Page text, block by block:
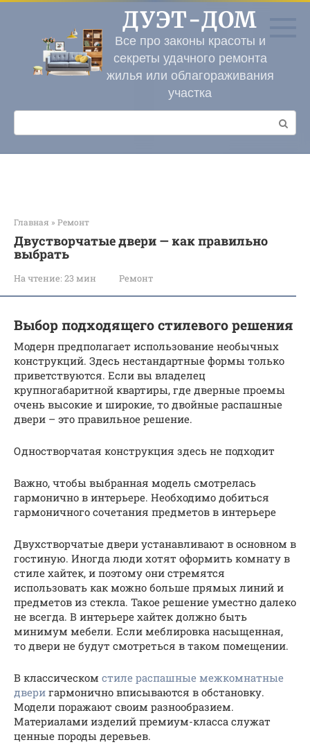
Перейти
контенту
ДУЭТ-ДОМ
Все про законы красоты и
секреты удачного ремонта
жилья или облагораживания
участка
Поиск:
Главная » Ремонт
Двустворчатые двери — как правильно
выбрать
На чтение: 23 мин Ремонт
Выбор подходящего стилевого решения
Модерн предполагает использование необычных
конструкций. Здесь нестандартные формы только
приветствуются. Если вы владелец
крупногабаритной квартиры, где дверные проемы
очень высокие и широкие, то двойные распашные
двери – это правильное решение.
Одностворчатая конструкция здесь не подходит
Важно, чтобы выбранная модель смотрелась
гармонично в интерьере. Необходимо добиться
гармоничного сочетания предметов в интерьере
Двухстворчатые двери устанавливают в основном в
гостиную. Иногда люди хотят оформить комнату в
стиле хайтек, и поэтому они стремятся
использовать как можно больше прямых линий и
предметов из стекла. Такое решение уместно далеко
не всегда. В интерьере хайтек должно быть
минимум мебели. Если меблировка насыщенная,
то двери не будут смотреться в таком помещении.
В классическом стиле распашные межкомнатные
двери гармонично вписываются в обстановку.
Модели поражают своим разнообразием.
Материалами изделий премиум-класса служат
ценные породы деревьев.